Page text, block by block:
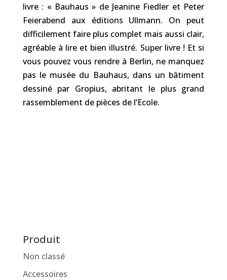
livre : « Bauhaus » de Jeanine Fiedler et Peter
Feierabend aux éditions Ullmann. On peut
difficilement faire plus complet mais aussi clair,
agréable à lire et bien illustré. Super livre ! Et si
vous pouvez vous rendre à Berlin, ne manquez
pas le musée du Bauhaus, dans un bâtiment
dessiné par Gropius, abritant le plus grand
rassemblement de pièces de l’Ecole.
Produit
Non classé
Accessoires